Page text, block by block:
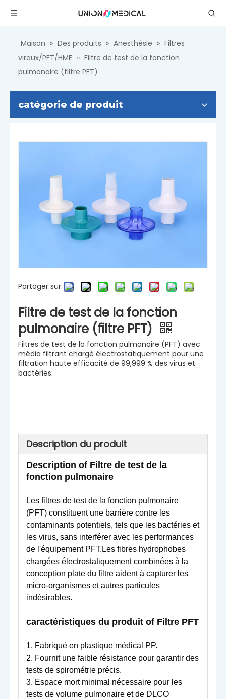
Maison » Des produits » Anesthésie » Filtres
viraux/PFT/HME » Filtre de test de la fonction
pulmonaire (filtre PFT)
catégorie de produit
Partager sur:
Filtre de test de la fonction
pulmonaire (filtre PFT)
Filtres de test de la fonction pulmonaire (PFT) avec
média filtrant chargé électrostatiquement pour une
filtration haute efficacité de 99,999 % des virus et
bactéries.
Description du produit
Description of Filtre de test de la
fonction pulmonaire
Les filtres de test de la fonction pulmonaire
(PFT) constituent une barrière contre les
contaminants potentiels, tels que les bactéries et
les virus, sans interférer avec les performances
de l'équipement PFT.Les fibres hydrophobes
chargées électrostatiquement combinées à la
conception plate du filtre aident à capturer les
micro-organismes et autres particules
indésirables.
caractéristiques du produit of Filtre PFT
1. Fabriqué en plastique médical PP.
2. Fournit une faible résistance pour garantir des
tests de spirométrie précis.
3. Espace mort minimal nécessaire pour les
tests de volume pulmonaire et de DLCO